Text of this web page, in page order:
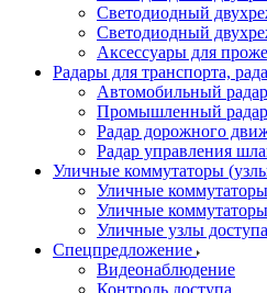
Светодиодный
Светодиодный
Аксессуары для
Радары для транспорта,
Автомобильный радар
Промышленный радар
Радар дорожного
Радар управления
Уличные коммутаторы
Уличные
Уличные
Уличные узлы
Спецпредложение
Видеонаблюдение
Контроль доступа